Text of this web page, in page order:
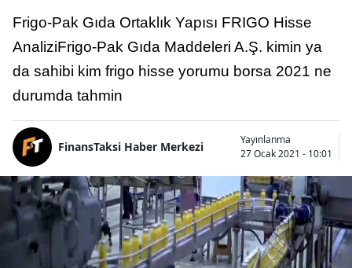
Frigo-Pak Gıda Ortaklık Yapısı FRIGO Hisse
AnaliziFrigo-Pak Gıda Maddeleri A.Ş. kimin ya
da sahibi kim frigo hisse yorumu borsa 2021 ne
durumda tahmin
FinansTaksi Haber Merkezi
Yayınlanma
27 Ocak 2021 - 10:01